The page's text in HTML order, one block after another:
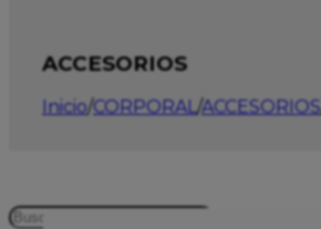
ACCESORIOS
Inicio/CORPORAL/ACCESORIOS